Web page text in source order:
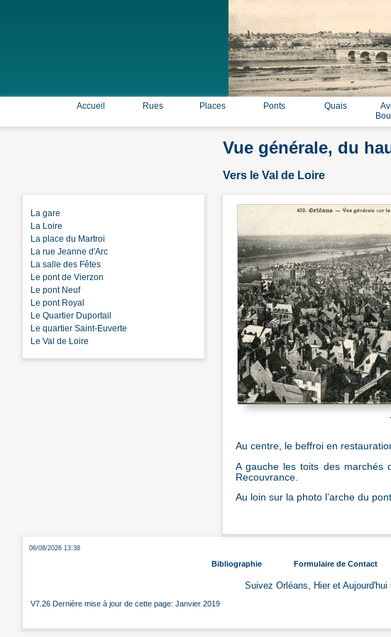
Accueil Rues Places Ponts Quais
Vue générale, du
Vers le Val de Loire
La gare
La Loire
La place du Martroi
La rue Jeanne d'Arc
La salle des Fêtes
Le pont de Vierzon
Le pont Neuf
Le pont Royal
Le Quartier Duportail
Le quartier Saint-Euverte
Le Val de Loire
Au centre, le beffroi en
A gauche les toits des marchés
Recouvrance.
Au loin sur la photo l’arche du
06/08/2026 13:38
Bibliographie Formulaire de Contact
Suivez Orléans, Hier et
V7.26 Dernière mise à jour de cette page: Janvier 2019